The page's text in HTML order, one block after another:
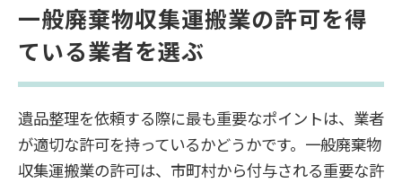
一般廃棄物収集運搬業の許可を得
ている業者を選ぶ
遺品整理を依頼する際に最も重要なポイントは、業者
が適切な許可を持っているかどうかです。一般廃棄物
収集運搬業の許可は、市町村から付与される重要な許